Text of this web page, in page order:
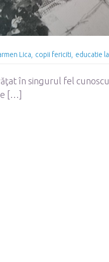
Lica copii fericiti educatie
în singurul fel
[…]